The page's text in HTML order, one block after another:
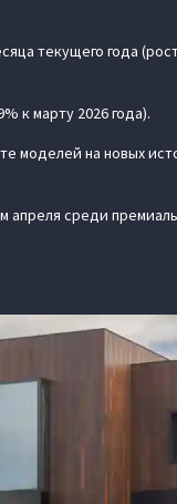
текущего года
к марту 2026 года).
моделей на новых
апреля среди